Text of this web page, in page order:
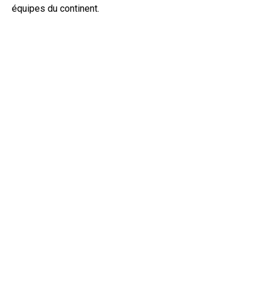
équipes du continent.